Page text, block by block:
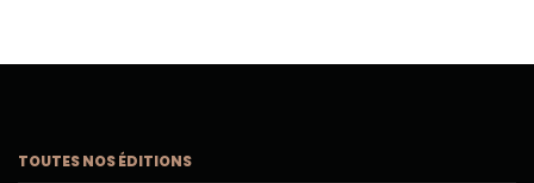
TOUTES NOS ÉDITIONS